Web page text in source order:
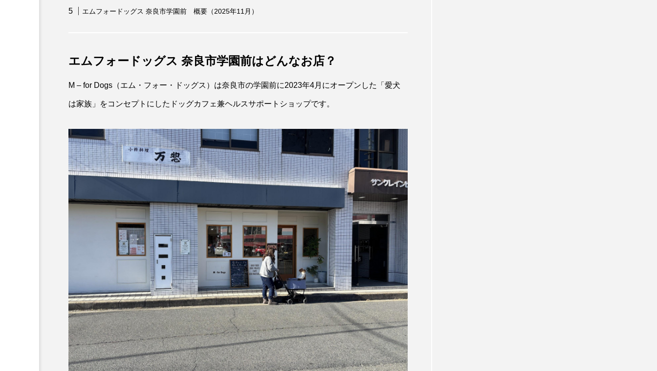
エムフォードッグス 奈良市学園前 概要（2025年11月）
エムフォードッグス 奈良市学園前はどんなお店？
M – for Dogs（エム・フォー・ドッグス）は奈良市の学園前に2023年4月にオープンした「愛犬
は家族」をコンセプトにしたドッグカフェ兼ヘルスサポートショップです。